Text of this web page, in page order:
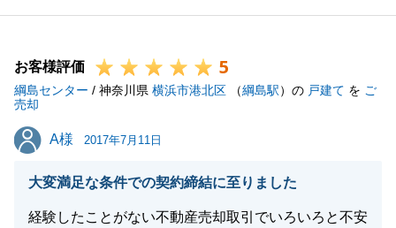
活に少しでもお役に立てていたらこの上なく嬉しく思
また何かの折には、弊社をご利用くださいませ。
お客様評価 5
綱島センター / 神奈川県 横浜市港北区 （綱島駅）の 戸建て を ご
売却
A様
A様 2017年7月11日
大変満足な条件での契約締結に至りました
経験したことがない不動産売却取引でいろいろと不安